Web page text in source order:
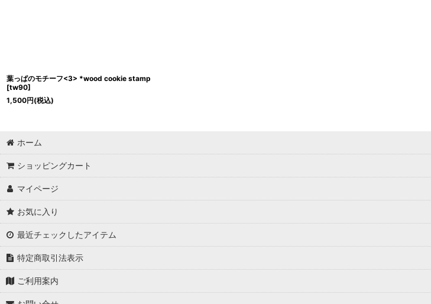
葉っぱのモチーフ<3> *wood cookie stamp
[tw90]
1,500円(税込)
ホーム
ショッピングカート
マイページ
お気に入り
最近チェックしたアイテム
特定商取引法表示
ご利用案内